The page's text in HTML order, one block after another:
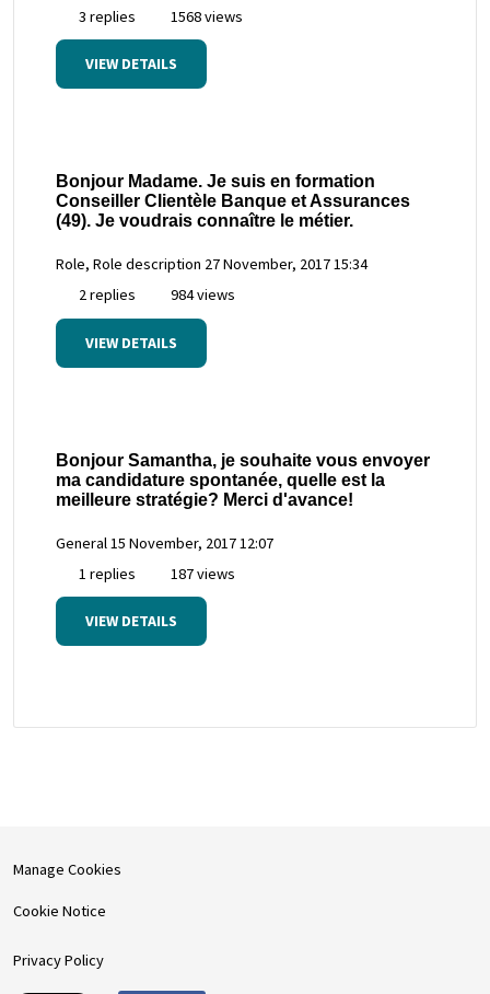
3 replies
1568 views
VIEW DETAILS
Bonjour Madame. Je suis en formation
Conseiller Clientèle Banque et Assurances
(49). Je voudrais connaître le métier.
Role, Role description 27 November, 2017 15:34
2 replies
984 views
VIEW DETAILS
Bonjour Samantha, je souhaite vous envoyer
ma candidature spontanée, quelle est la
meilleure stratégie? Merci d'avance!
General 15 November, 2017 12:07
1 replies
187 views
VIEW DETAILS
Manage Cookies
Cookie Notice
Privacy Policy